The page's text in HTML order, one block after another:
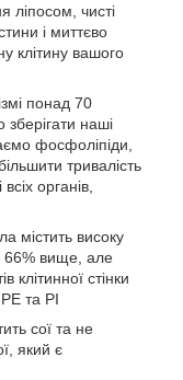
ліпосом, чисті
і миттєво
клітину вашого
понад 70
зберігати наші
фосфоліпіди,
тривалість
органів,
містить високу
66% вище, але
клітинної стінки
та PI
сої та не
який є